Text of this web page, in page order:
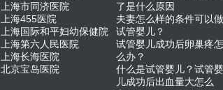
上海市同济医院
上海455医院
上海国际和平妇幼保健院
上海第六人民医院
上海长海医院
北京宝岛医院
了是什么原因
夫妻怎么样的条件可以做
试管婴儿？
试管婴儿成功后卵巢疼怎
么办？
什么是试管婴儿？试管婴
儿成功后出血量大怎么